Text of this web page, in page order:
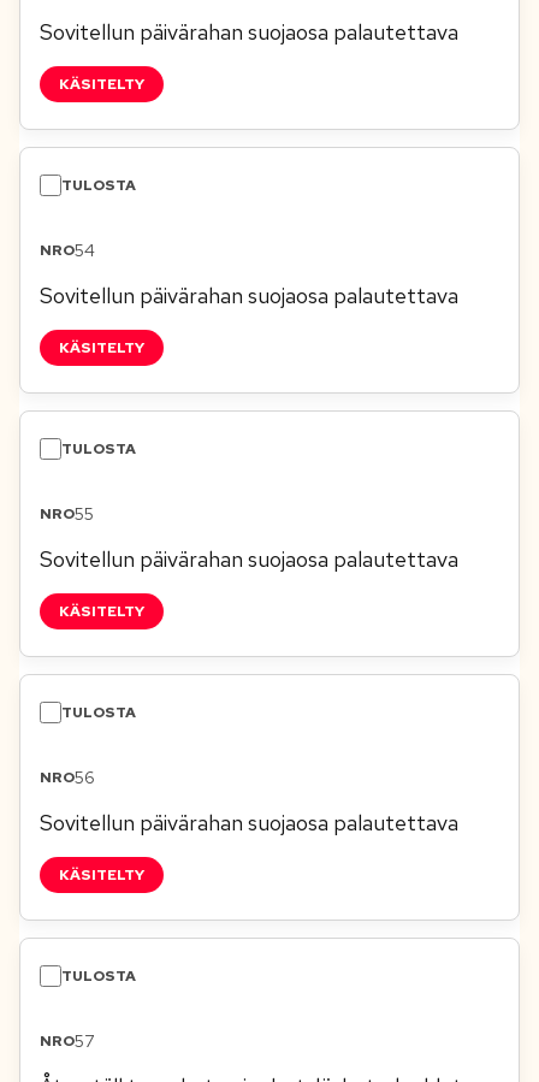
Sovitellun päivärahan suojaosa palautettava
KÄSITELTY
54
Sovitellun päivärahan suojaosa palautettava
KÄSITELTY
55
Sovitellun päivärahan suojaosa palautettava
KÄSITELTY
56
Sovitellun päivärahan suojaosa palautettava
KÄSITELTY
57